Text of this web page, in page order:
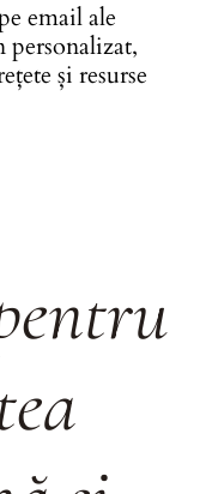
email ale
și resurse